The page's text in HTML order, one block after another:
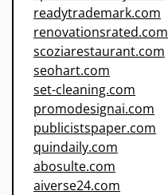
readytrademark.com
renovationsrated.com
scoziarestaurant.com
seohart.com
set-cleaning.com
promodesignai.com
publicistspaper.com
quindaily.com
abosulte.com
aiverse24.com